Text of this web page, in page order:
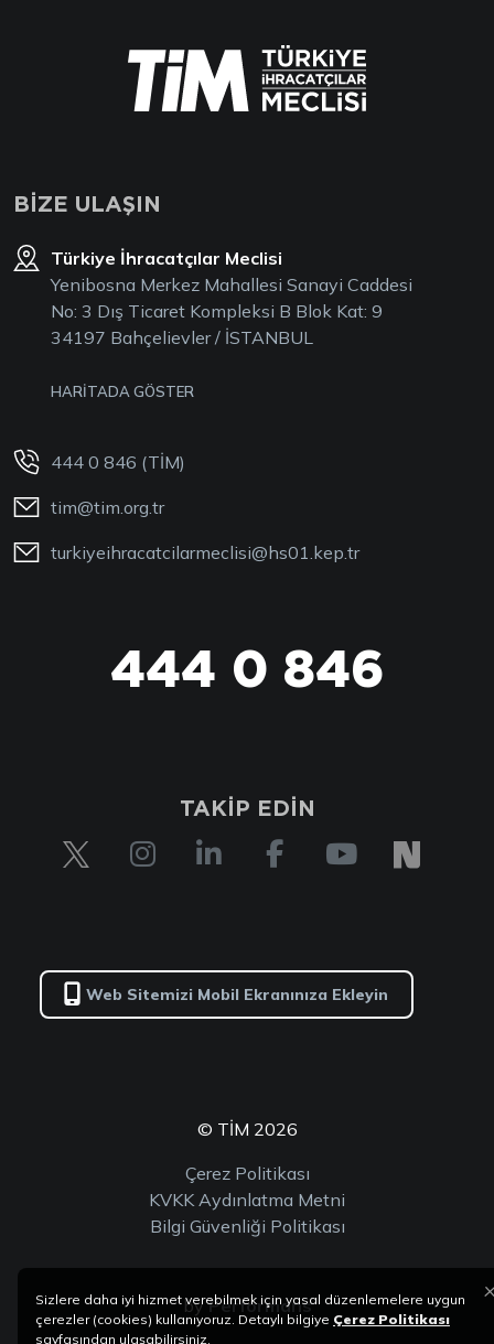
BİZE ULAŞIN
Türkiye İhracatçılar Meclisi
Yenibosna Merkez Mahallesi Sanayi Caddesi
No: 3 Dış Ticaret Kompleksi B Blok Kat: 9
34197 Bahçelievler / İSTANBUL
HARİTADA GÖSTER
444 0 846 (TİM)
tim@tim.org.tr
turkiyeihracatcilarmeclisi@hs01.kep.tr
444 0 846
TAKİP EDİN
Web Sitemizi Mobil Ekranınıza Ekleyin
© TİM 2026
Çerez Politikası
KVKK Aydınlatma Metni
Bilgi Güvenliği Politikası
byPerformans
Sizlere daha iyi hizmet verebilmek için yasal düzenlemelere uygun
çerezler (cookies) kullanıyoruz. Detaylı bilgiye Çerez Politikası
sayfasından ulaşabilirsiniz.